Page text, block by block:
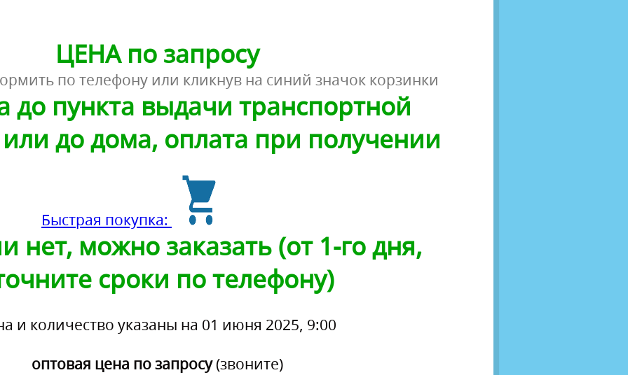
ЦЕНА по запросу
по телефону или кликнув на синий значок корзинки
до пункта выдачи транспортной
до дома, оплата при получении
Быстрая покупка:
нет, можно заказать (от 1-го дня,
сроки по телефону)
и количество указаны на 01 июня 2025, 9:00
оптовая цена по запросу(звоните)